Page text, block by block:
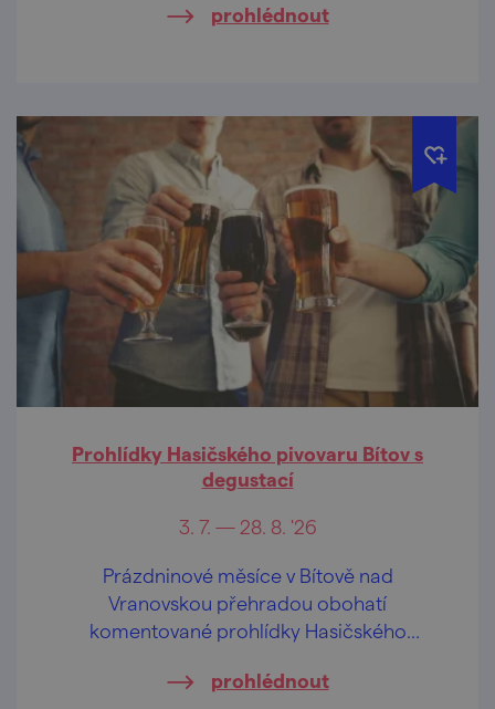
"sesterským" Hasičským pivovarem.
prohlédnout
Prohlídky Hasičského pivovaru Bítov s
degustací
3. 7. — 28. 8. '26
Prázdninové měsíce v Bítově nad
Vranovskou přehradou obohatí
komentované prohlídky Hasičského
prohlédnout